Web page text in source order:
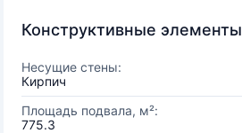
Конструктивные элементы
Несущие стены:
Кирпич
Площадь подвала, м²:
775.3